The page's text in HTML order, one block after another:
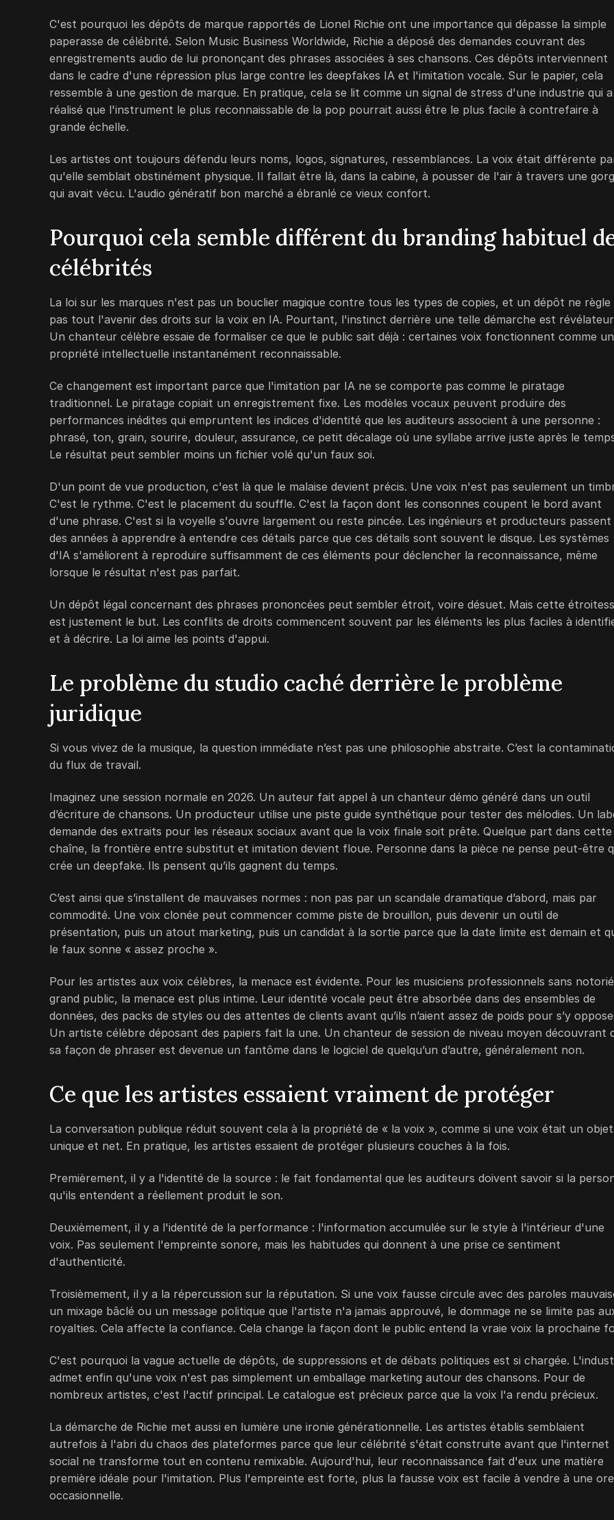
C'est pourquoi les dépôts de marque rapportés de Lionel Richie ont une importance qui dépasse la simple
paperasse de célébrité. Selon Music Business Worldwide, Richie a déposé des demandes couvrant des
enregistrements audio de lui prononçant des phrases associées à ses chansons. Ces dépôts interviennent
dans le cadre d'une répression plus large contre les deepfakes IA et l'imitation vocale. Sur le papier, cela
ressemble à une gestion de marque. En pratique, cela se lit comme un signal de stress d'une industrie qui a
réalisé que l'instrument le plus reconnaissable de la pop pourrait aussi être le plus facile à contrefaire à
grande échelle.
Les artistes ont toujours défendu leurs noms, logos, signatures, ressemblances. La voix était différente
qu'elle semblait obstinément physique. Il fallait être là, dans la cabine, à pousser de l'air à travers une
qui avait vécu. L'audio génératif bon marché a ébranlé ce vieux confort.
Pourquoi cela semble différent du branding habituel
célébrités
La loi sur les marques n'est pas un bouclier magique contre tous les types de copies, et un dépôt ne règle
pas tout l'avenir des droits sur la voix en IA. Pourtant, l'instinct derrière une telle démarche est
Un chanteur célèbre essaie de formaliser ce que le public sait déjà : certaines voix fonctionnent comme
propriété intellectuelle instantanément reconnaissable.
Ce changement est important parce que l'imitation par IA ne se comporte pas comme le piratage
traditionnel. Le piratage copiait un enregistrement fixe. Les modèles vocaux peuvent produire des
performances inédites qui empruntent les indices d'identité que les auditeurs associent à une personne :
phrasé, ton, grain, sourire, douleur, assurance, ce petit décalage où une syllabe arrive juste après le
Le résultat peut sembler moins un fichier volé qu'un faux soi.
D'un point de vue production, c'est là que le malaise devient précis. Une voix n'est pas seulement un
C'est le rythme. C'est le placement du souffle. C'est la façon dont les consonnes coupent le bord avant
d'une phrase. C'est si la voyelle s'ouvre largement ou reste pincée. Les ingénieurs et producteurs passent
des années à apprendre à entendre ces détails parce que ces détails sont souvent le disque. Les systèmes
d'IA s'améliorent à reproduire suffisamment de ces éléments pour déclencher la reconnaissance, même
lorsque le résultat n'est pas parfait.
Un dépôt légal concernant des phrases prononcées peut sembler étroit, voire désuet. Mais cette
est justement le but. Les conflits de droits commencent souvent par les éléments les plus faciles à
et à décrire. La loi aime les points d'appui.
Le problème du studio caché derrière le problème
juridique
Si vous vivez de la musique, la question immédiate n’est pas une philosophie abstraite. C’est la
du flux de travail.
Imaginez une session normale en 2026. Un auteur fait appel à un chanteur démo généré dans un outil
d’écriture de chansons. Un producteur utilise une piste guide synthétique pour tester des mélodies. Un
demande des extraits pour les réseaux sociaux avant que la voix finale soit prête. Quelque part dans cette
chaîne, la frontière entre substitut et imitation devient floue. Personne dans la pièce ne pense peut-être
crée un deepfake. Ils pensent qu’ils gagnent du temps.
C’est ainsi que s’installent de mauvaises normes : non pas par un scandale dramatique d’abord, mais par
commodité. Une voix clonée peut commencer comme piste de brouillon, puis devenir un outil de
présentation, puis un atout marketing, puis un candidat à la sortie parce que la date limite est demain et
le faux sonne « assez proche ».
Pour les artistes aux voix célèbres, la menace est évidente. Pour les musiciens professionnels sans
grand public, la menace est plus intime. Leur identité vocale peut être absorbée dans des ensembles de
données, des packs de styles ou des attentes de clients avant qu’ils n’aient assez de poids pour s’y
Un artiste célèbre déposant des papiers fait la une. Un chanteur de session de niveau moyen découvrant
sa façon de phraser est devenue un fantôme dans le logiciel de quelqu’un d’autre, généralement non.
Ce que les artistes essaient vraiment de protéger
La conversation publique réduit souvent cela à la propriété de « la voix », comme si une voix était un objet
unique et net. En pratique, les artistes essaient de protéger plusieurs couches à la fois.
Premièrement, il y a l'identité de la source : le fait fondamental que les auditeurs doivent savoir si la
qu'ils entendent a réellement produit le son.
Deuxièmement, il y a l'identité de la performance : l'information accumulée sur le style à l'intérieur d'une
voix. Pas seulement l'empreinte sonore, mais les habitudes qui donnent à une prise ce sentiment
d'authenticité.
Troisièmement, il y a la répercussion sur la réputation. Si une voix fausse circule avec des paroles
un mixage bâclé ou un message politique que l'artiste n'a jamais approuvé, le dommage ne se limite pas
royalties. Cela affecte la confiance. Cela change la façon dont le public entend la vraie voix la prochaine
C'est pourquoi la vague actuelle de dépôts, de suppressions et de débats politiques est si chargée.
admet enfin qu'une voix n'est pas simplement un emballage marketing autour des chansons. Pour de
nombreux artistes, c'est l'actif principal. Le catalogue est précieux parce que la voix l'a rendu précieux.
La démarche de Richie met aussi en lumière une ironie générationnelle. Les artistes établis semblaient
autrefois à l'abri du chaos des plateformes parce que leur célébrité s'était construite avant que l'internet
social ne transforme tout en contenu remixable. Aujourd'hui, leur reconnaissance fait d'eux une matière
première idéale pour l'imitation. Plus l'empreinte est forte, plus la fausse voix est facile à vendre à une
occasionnelle.